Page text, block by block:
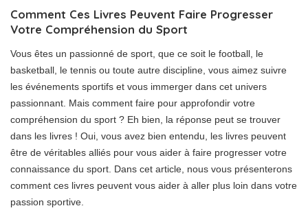
Comment Ces Livres Peuvent Faire Progresser
Votre Compréhension du Sport
Vous êtes un passionné de sport, que ce soit le football, le
basketball, le tennis ou toute autre discipline, vous aimez suivre
les événements sportifs et vous immerger dans cet univers
passionnant. Mais comment faire pour approfondir votre
compréhension du sport ? Eh bien, la réponse peut se trouver
dans les livres ! Oui, vous avez bien entendu, les livres peuvent
être de véritables alliés pour vous aider à faire progresser votre
connaissance du sport. Dans cet article, nous vous présenterons
comment ces livres peuvent vous aider à aller plus loin dans votre
passion sportive.